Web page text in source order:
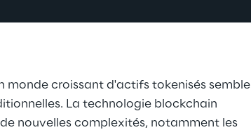
monde croissant d'actifs tokenisés semble
La technologie blockchain
nouvelles complexités, notamment les